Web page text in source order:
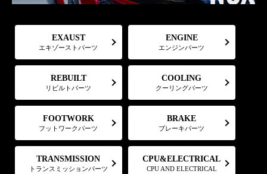
EXAUST
エキゾーストパーツ
ENGINE
エンジンパーツ
REBUILT
リビルトパーツ
COOLING
クーリングパーツ
FOOTWORK
フットワークパーツ
BRAKE
ブレーキパーツ
TRANSMISSION
トランスミッションパーツ
CPU&ELECTRICAL
CPU AND ELECTRICAL